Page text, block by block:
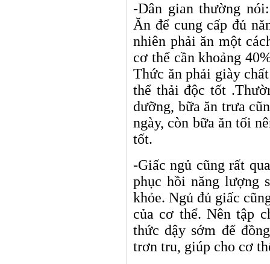
-Dân gian thường
Ăn để cung cấp đủ
nhiên phải ăn một
cơ thể cần khoảng
Thức ăn phải giày
thể thải độc tốt
dưỡng, bữa ăn trưa
ngày, còn bữa ăn tối
tốt.
-Giấc ngủ cũng rất
phục hồi năng lượng
khỏe. Ngủ đủ giấc
của cơ thể. Nên tập
thức dậy sớm để
trơn tru, giúp cho cơ